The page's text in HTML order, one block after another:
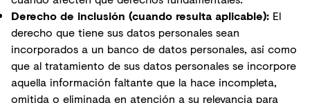
Derecho de inclusión (cuando resulta aplicable): El
derecho que tiene sus datos personales sean
incorporados a un banco de datos personales, así como
que al tratamiento de sus datos personales se incorpore
aquella información faltante que la hace incompleta,
omitida o eliminada en atención a su relevancia para